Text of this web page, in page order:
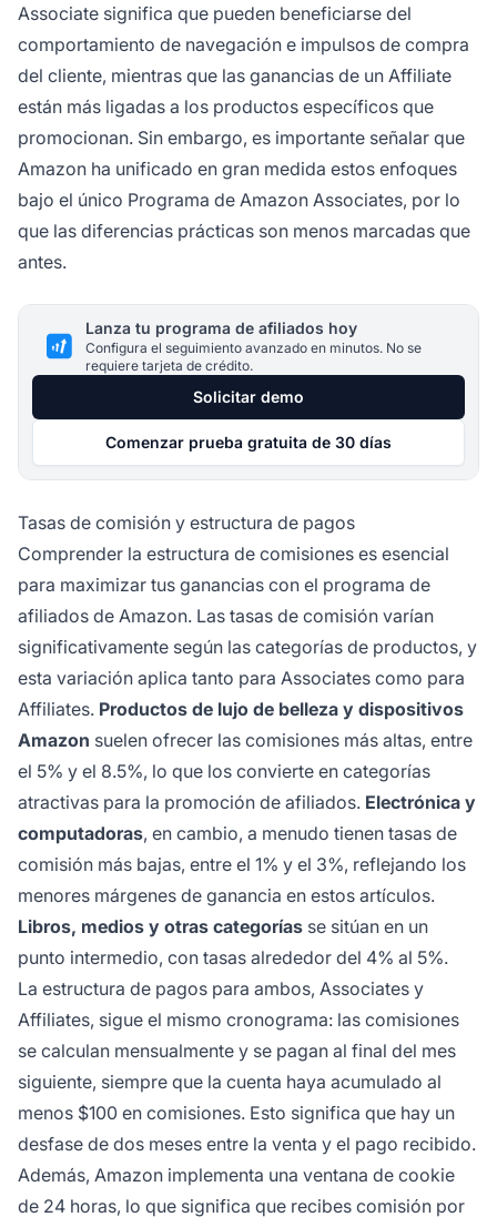
Associate significa que pueden beneficiarse del
comportamiento de navegación e impulsos de compra
del cliente, mientras que las ganancias de un Affiliate
están más ligadas a los productos específicos que
promocionan. Sin embargo, es importante señalar que
Amazon ha unificado en gran medida estos enfoques
bajo el único Programa de Amazon Associates, por lo
que las diferencias prácticas son menos marcadas que
antes.
Lanza tu programa de afiliados hoy
Configura el seguimiento avanzado en minutos. No se
requiere tarjeta de crédito.
Solicitar demo
Comenzar prueba gratuita de 30 días
Tasas de comisión y estructura de pagos
Comprender la estructura de comisiones es esencial
para maximizar tus ganancias con el programa de
afiliados de Amazon. Las tasas de comisión varían
significativamente según las categorías de productos, y
esta variación aplica tanto para Associates como para
Affiliates. Productos de lujo de belleza y dispositivos
Amazon suelen ofrecer las comisiones más altas, entre
el 5% y el 8.5%, lo que los convierte en categorías
atractivas para la promoción de afiliados. Electrónica y
computadoras, en cambio, a menudo tienen tasas de
comisión más bajas, entre el 1% y el 3%, reflejando los
menores márgenes de ganancia en estos artículos.
Libros, medios y otras categorías se sitúan en un
punto intermedio, con tasas alrededor del 4% al 5%.
La estructura de pagos para ambos, Associates y
Affiliates, sigue el mismo cronograma: las comisiones
se calculan mensualmente y se pagan al final del mes
siguiente, siempre que la cuenta haya acumulado al
menos $100 en comisiones. Esto significa que hay un
desfase de dos meses entre la venta y el pago recibido.
Además, Amazon implementa una ventana de cookie
de 24 horas, lo que significa que recibes comisión por